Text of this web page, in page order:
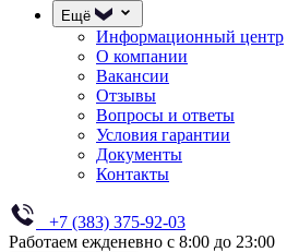
Ещё
Информационный центр
О компании
Вакансии
Отзывы
Вопросы и ответы
Условия гарантии
Документы
Контакты
+7 (383) 375-92-03
Работаем ежденевно с 8:00 до 23:00